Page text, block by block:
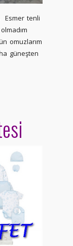
Esmer tenli
omuzlarım
güneşten